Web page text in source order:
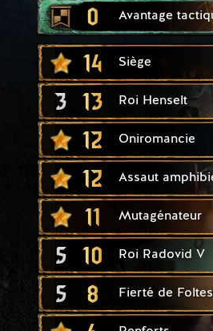
0 Avantage
14 Siège
3 13 Roi Henselt
12 Oniromancie
12 Assaut
11 Mutagénateur
5 10 Roi Radovid V
5 8 Fierté de